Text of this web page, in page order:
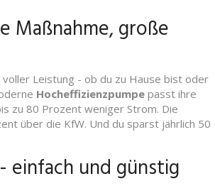
Maßnahme, große
Leistung - ob du zu Hause bist oder
Hocheffizienzpumpe passt ihre
zu 80 Prozent weniger Strom. Die
über die KfW. Und du sparst jährlich 50
einfach und günstig